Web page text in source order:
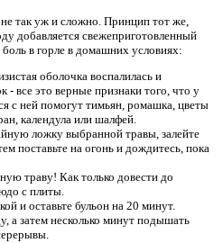
так уж и сложно. Принцип тот же,
добавляется свежеприготовленный
в горле в домашних условиях:
оболочка воспалилась и
- все это верные признаки того, что у
с ней помогут тимьян, ромашка, цветы
календула или шалфей.
ложку выбранной травы, залейте
поставьте на огонь и дождитесь, пока
траву! Как только довести до
с плиты.
и оставьте бульон на 20 минут.
а затем несколько минут подышать